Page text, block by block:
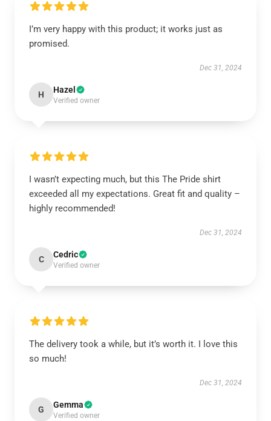
I’m very happy with this product; it works just as
promised.
Dec 31, 2024
H Hazel
Verified owner
I wasn’t expecting much, but this The Pride shirt
exceeded all my expectations. Great fit and quality –
highly recommended!
Dec 31, 2024
C Cedric
Verified owner
The delivery took a while, but it’s worth it. I love this
so much!
Dec 31, 2024
G Gemma
Verified owner